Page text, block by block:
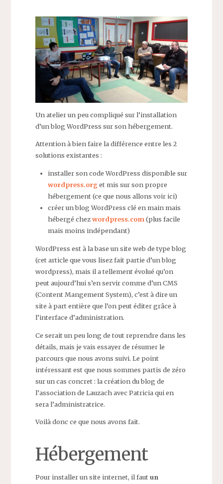
Un atelier un peu compliqué sur l’installation
d’un blog WordPress sur son hébergement.
Attention à bien faire la différence entre les 2
solutions existantes :
installer son code WordPress disponible sur
wordpress.org et mis sur son propre
hébergement (ce que nous allons voir ici)
créer un blog WordPress clé en main mais
hébergé chezwordpress.com(plus facile
mais moins indépendant)
WordPress est à la base un site web de type blog
(cet article que vous lisez fait partie d’un blog
wordpress), mais il a tellement évolué qu’on
peut aujourd’hui s’en servir comme d’un CMS
(Content Mangement System), c’est à dire un
site à part entière que l’on peut éditer grâce à
l’interface d’administration.
Ce serait un peu long de tout reprendre dans les
détails, mais je vais essayer de résumer le
parcours que nous avons suivi. Le point
intéressant est que nous sommes partis de zéro
sur un cas concret : la création du blog de
l’association de Lauzach avec Patricia qui en
sera l’administratrice.
Voilà donc ce que nous avons fait.
Hébergement
Pour installer un site internet, il fautun